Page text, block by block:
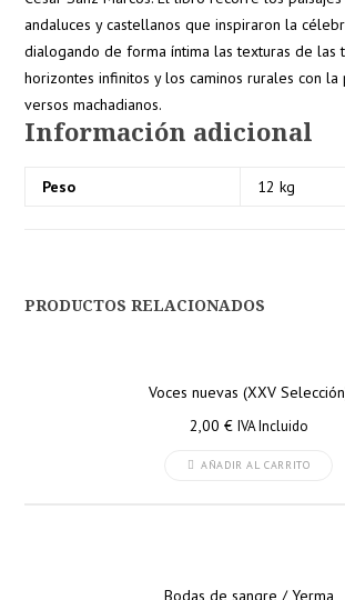
andaluces y castellanos que inspiraron la
dialogando de forma íntima las texturas de las
horizontes infinitos y los caminos rurales con
versos machadianos.
Información adicional
Peso 12 kg
PRODUCTOS RELACIONADOS
Voces nuevas (XXV
2,00 € IVA Incluido
AÑADIR AL CARRITO
Bodas de sangre / Yerma